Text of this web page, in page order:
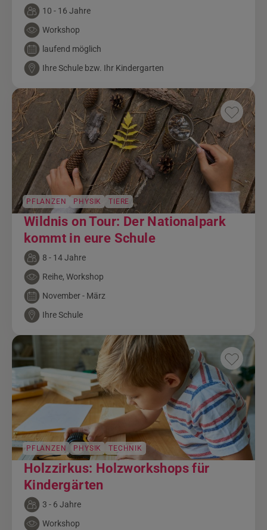
10 - 16 Jahre
Workshop
laufend möglich
Ihre Schule bzw. Ihr Kindergarten
PFLANZEN PHYSIK TIERE
Wildnis on Tour: Der Nationalpark
kommt in eure Schule
8 - 14 Jahre
Reihe, Workshop
November - März
Ihre Schule
PFLANZEN PHYSIK TECHNIK
Holzzirkus: Holzworkshops für
Kindergärten
3 - 6 Jahre
Workshop